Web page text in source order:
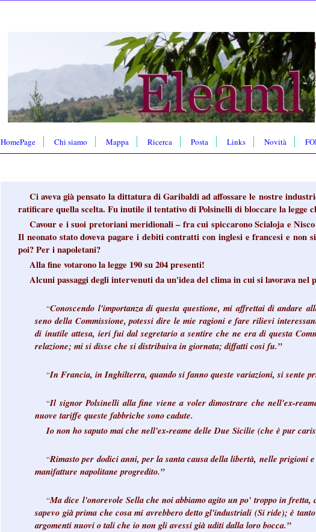
HomePage Chi siamo Mappa Ricerca Posta Links Novità
Ci aveva già pensato la dittatura di Garibaldi ad affossare le nostre
ratificare quella scelta. Fu inutile il tentativo di Polsinelli di bloccare la legge
Cavour e i suoi pretoriani meridionali – fra cui spiccarono Scialoja e
Il neonato stato doveva pagare i debiti contratti con inglesi e francesi e
poi? Per i napoletani?
Alla fine votarono la legge 190 su 204 presenti!
Alcuni passaggi degli intervenuti da un'idea del clima in cui si lavorava nel
“Conoscendo l'importanza di questa questione, mi affrettai di andare
seno della Commissione, potessi dire le mie ragioni e fare rilievi
di inutile attesa, ieri fui dal segretario a sentire che ne era di questa
relazione; mi si disse che si distribuiva in giornata; diffatti cosi fu.”
“In Francia, in Inghilterra, quando si fanno queste variazioni, si sente
“Il signor Polsinelli alla fine viene a voler dimostrare che nell'ex-
nuove tariffe queste fabbriche sono cadute.
Io non ho saputo mai che nell'ex-reame delle Due Sicilie (che è pur
“Rimasto per dodici anni, per la santa causa della libertà, nelle prigioni
manifatture napolitane progredito.”
“Ma dice l'onorevole Sella che noi abbiamo agito un po' troppo in
sapevo già prima che cosa mi avrebbero detto gl'industriali (Si ride); è
argomenti nuovi o tali che io non gli avessi già uditi dalla loro bocca.”